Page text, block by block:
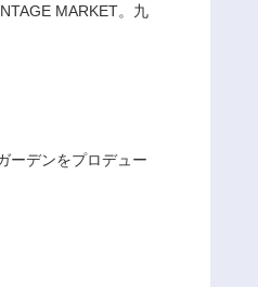
MARKET。九
ーデンをプロデュー